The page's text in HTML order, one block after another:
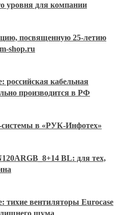
уровня для компании
посвященную 25-летию
shop.ru
российская кабельная
производится в РФ
в «РУК-Инфотех»
BL: для тех,
тихие вентиляторы Eurocase